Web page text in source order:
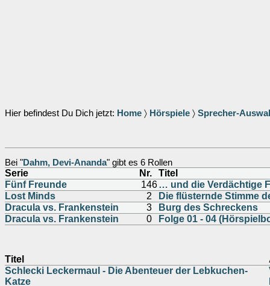
Hier befindest Du Dich jetzt: Home 〉 Hörspiele 〉 Sprecher-
Bei "Dahm, Devi-Ananda" gibt es 6 Rollen
Serie Nr.
Titel
Fünf Freunde
146 … und die Verdächtige
Lost Minds
2
Die flüsternde Stimme
Dracula vs. Frankenstein
3
Burg des Schreckens
Dracula vs. Frankenstein
0 Folge 01 - 04
Titel
Schlecki Leckermaul - Die Abenteuer der Lebkuchen-
Katze